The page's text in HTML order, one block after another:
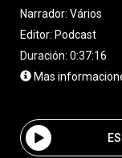
Narrador: Vários
Editor: Podcast
Duración: 0:37:16
Mas